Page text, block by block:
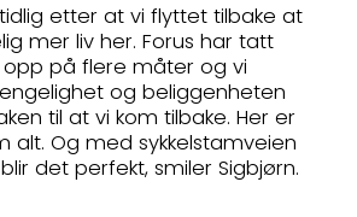
etter at vi flyttet tilbake at
mer liv her. Forus har tatt
på flere måter og vi
og beliggenheten
til at vi kom tilbake. Her er
alt. Og med sykkelstamveien
det perfekt, smiler Sigbjørn.